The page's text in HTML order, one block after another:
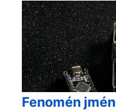
Fenomén